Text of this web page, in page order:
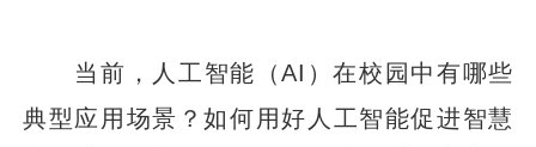
当前，人工智能（AI）在校园中有哪些
典型应用场景？如何用好人工智能促进智慧